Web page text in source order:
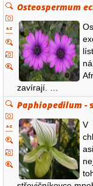
Osteospermum
zavírají. …
Paphiopedilum -
V